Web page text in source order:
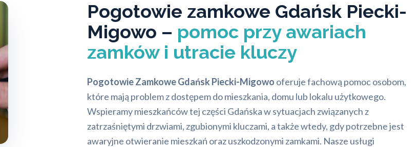
Pogotowie zamkowe Gdańsk Piecki-
Migowo – pomoc przy awariach
zamków i utracie kluczy
Pogotowie Zamkowe Gdańsk Piecki-Migowo oferuje fachową pomoc osobom,
które mają problem z dostępem do mieszkania, domu lub lokalu użytkowego.
Wspieramy mieszkańców tej części Gdańska w sytuacjach związanych z
zatrzaśniętymi drzwiami, zgubionymi kluczami, a także wtedy, gdy potrzebne jest
awaryjne otwieranie mieszkań oraz uszkodzonymi zamkami. Nasze usługi